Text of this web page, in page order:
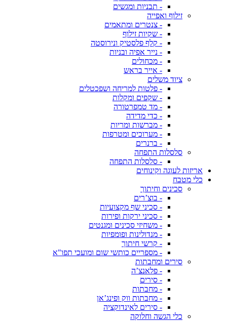
- תבניות ומגשים
זילוף ואפייה
- צנטרים ומתאמים
- שקיות זילוף
- קלף פלסטיק ונירוסטה
- נייר אפיה ובניות
- מכחולים
- אייר בראש
ציוד משלים
- פלטות למריחה ושפכטלים
- שקפים ומקלות
- מד טמפרטורה
- כדי מדידה
- מברשות ומריות
- מערוכים ומטרפות
- ברנרים
סלסלות התפחה
- סלסלות התפחה
אריזות לעוגה וקינוחים
כלי מטבח
סכינים וחיתוך
- בוצ’רים
- סכיני שף מקצועיות
- סכיני ירקות ופירות
- משחיזי סכינים ומגנטים
- מנדולינות ופומפיות
- קרשי חיתוך
- מספריים כותשי שום ומועכי תפו"א
סירים ומחבתות
- פלאנצ’ה
- סירים
- מחבתות
- מחבתות ווק ופינג’אן
- סירים לאינדוקציה
כלי הגשה וחלוקה